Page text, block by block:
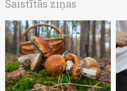
Saistītās ziņas